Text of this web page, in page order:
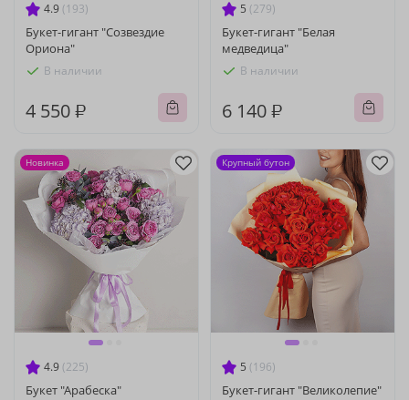
4.9 (193)
Букет-гигант "Созвездие
Ориона"
В наличии
4 550 ₽
5 (279)
Букет-гигант "Белая
медведица"
В наличии
6 140 ₽
4.9 (225)
Букет "Арабеска"
Новинка
5 (196)
Букет-гигант "Великолепие"
Крупный бутон